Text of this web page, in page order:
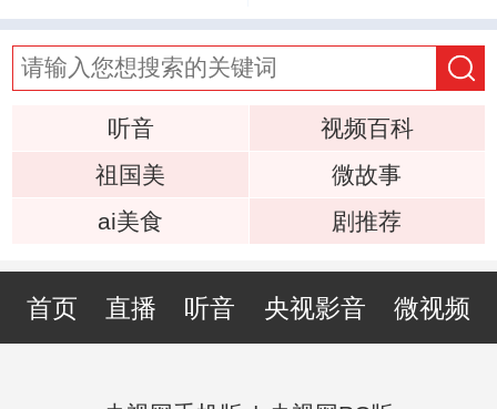
听音
视频百科
祖国美
微故事
ai美食
剧推荐
首页 直播 听音 央视影音 微视频